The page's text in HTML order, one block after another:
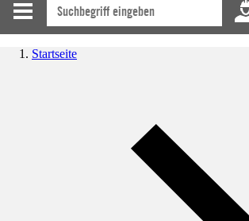
Startseite